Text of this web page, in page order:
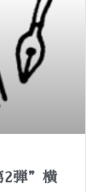
2弾”横